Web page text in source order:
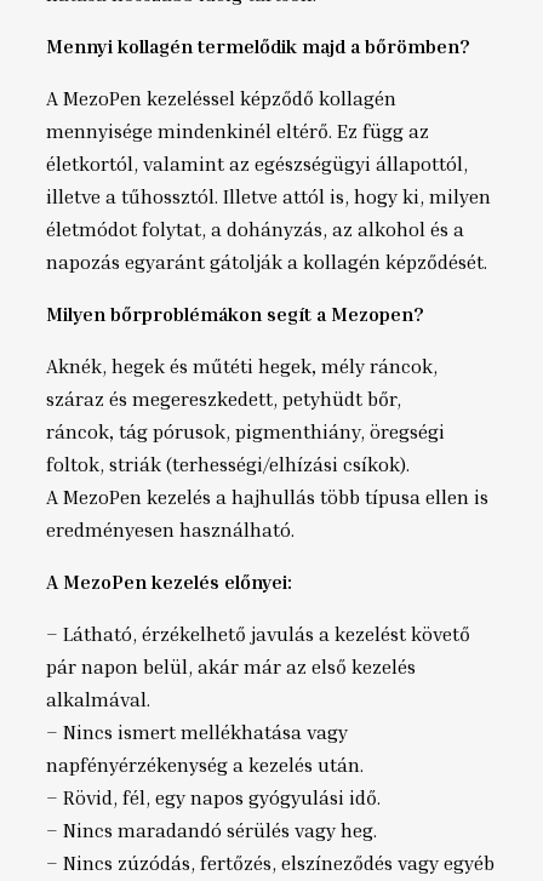
Mennyi kollagén termelődik majd a bőrömben?
A MezoPen kezeléssel képződő kollagén
mennyisége mindenkinél eltérő. Ez függ az
életkortól, valamint az egészségügyi állapottól,
illetve a tűhossztól. Illetve attól is, hogy ki, milyen
életmódot folytat, a dohányzás, az alkohol és a
napozás egyaránt gátolják a kollagén képződését.
Milyen bőrproblémákon segít a Mezopen?
Aknék, hegek és műtéti hegek, mély ráncok,
száraz és megereszkedett, petyhüdt bőr,
ráncok, tág pórusok, pigmenthiány, öregségi
foltok, striák (terhességi/elhízási csíkok).
A MezoPen kezelés a hajhullás több típusa ellen is
eredményesen használható.
A MezoPen kezelés előnyei:
– Látható, érzékelhető javulás a kezelést követő
pár napon belül, akár már az első kezelés
alkalmával.
– Nincs ismert mellékhatása vagy
napfényérzékenység a kezelés után.
– Rövid, fél, egy napos gyógyulási idő.
– Nincs maradandó sérülés vagy heg.
– Nincs zúzódás, fertőzés, elszíneződés vagy egyéb